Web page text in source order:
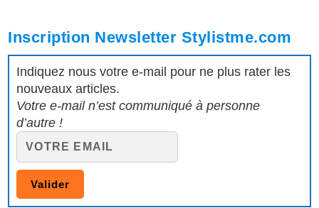
Inscription Newsletter Stylistme.com
Indiquez nous votre e-mail pour ne plus rater les
nouveaux articles.
Votre e-mail n’est communiqué à personne
d’autre !